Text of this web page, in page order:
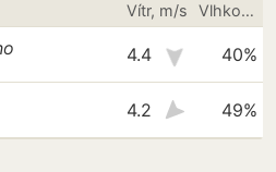
Vítr, m/s Vlhkost vzduchu
4.4 40%
4.2 49%